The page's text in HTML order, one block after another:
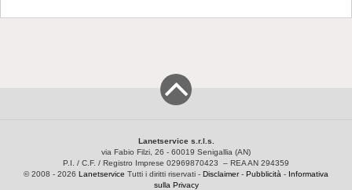
Lanetservice s.r.l.s.
via Fabio Filzi, 26 - 60019 Senigallia (AN)
P.I. / C.F. / Registro Imprese 02969870423 – REA AN 294359
© 2008 - 2026 Lanetservice Tutti i diritti riservati - Disclaimer- Pubblicità - Informativa
sulla Privacy